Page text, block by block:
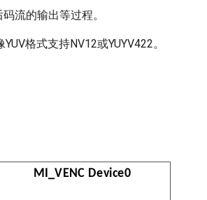
流的输出等过程。
格式支持NV12或YUYV422。